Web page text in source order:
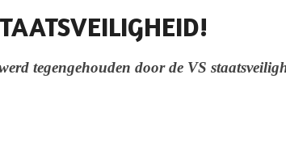
tegengehouden door de VS